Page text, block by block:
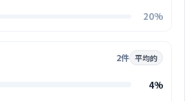
20%
2件 平均的
4%